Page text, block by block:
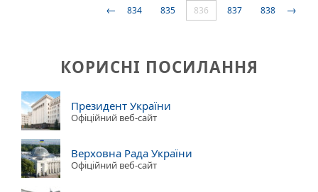
← 834 835 836 837 838 →
КОРИСНІ ПОСИЛАННЯ
Президент України
Офіційний веб-сайт
Верховна Рада України
Офіційний веб-сайт